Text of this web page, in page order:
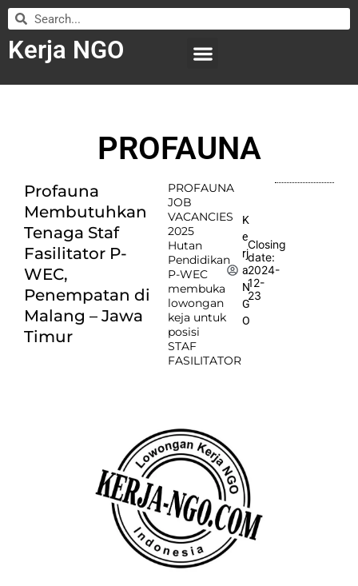
Kerja NGO
PROFAUNA
Profauna
Membutuhkan
Tenaga Staf
Fasilitator P-
WEC,
Penempatan di
Malang – Jawa
Timur
PROFAUNA
JOB
VACANCIES
2025
Hutan
Pendidikan
P-WEC
membuka
lowongan
keja untuk
posisi
STAF
FASILITATOR
K
e
rj
a
N
G
O
Closing
date:
2024-
12-
23